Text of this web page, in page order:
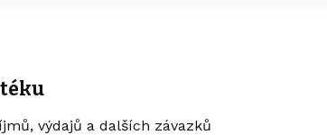
výdajů a dalších závazků